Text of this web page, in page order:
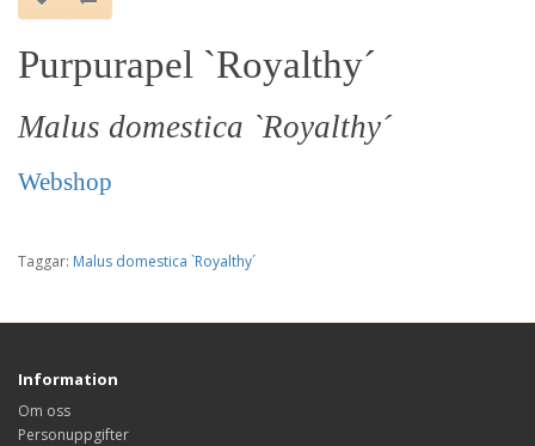
Purpurapel `Royalthy´
Malus domestica `Royalthy´
Webshop
Taggar: Malus domestica `Royalthy´
Information
Om oss
Personuppgifter